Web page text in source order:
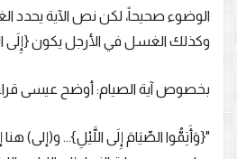
الوضوء صحيحاً، لكن نص الآية يحدد
وكذلك الغسل في الأرجل يكون {إِلَى
بخصوص آية الصيام: أوضح عيسى
"{وَأَتِمُّوا الصِّيَامَ إِلَى اللَّيْلِ}... و(إلى) هنا